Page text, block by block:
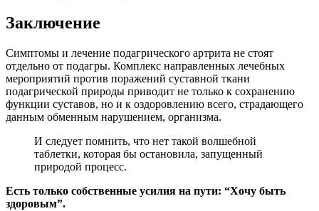
Заключение
Симптомы и лечение подагрического артрита не стоят
отдельно от подагры. Комплекс направленных лечебных
мероприятий против поражений суставной ткани
подагрической природы приводит не только к сохранению
функции суставов, но и к оздоровлению всего, страдающего
данным обменным нарушением, организма.
И следует помнить, что нет такой волшебной
таблетки, которая бы остановила, запущенный
природой процесс.
Есть только собственные усилия на пути: “Хочу быть
здоровым”.